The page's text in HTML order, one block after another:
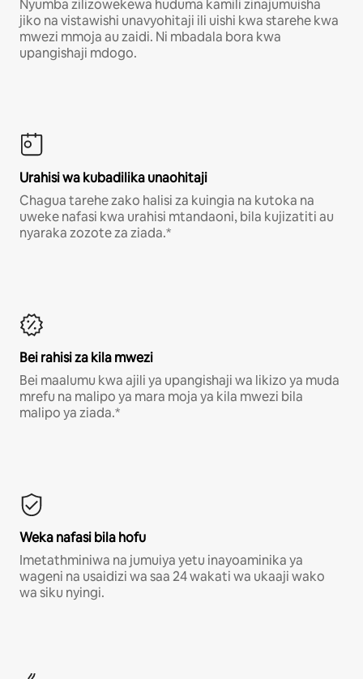
Nyumba zilizowekewa huduma kamili zinajumuisha
jiko na vistawishi unavyohitaji ili uishi kwa starehe kwa
mwezi mmoja au zaidi. Ni mbadala bora kwa
upangishaji mdogo.
Urahisi wa kubadilika unaohitaji
Chagua tarehe zako halisi za kuingia na kutoka na
uweke nafasi kwa urahisi mtandaoni, bila kujizatiti au
nyaraka zozote za ziada.*
Bei rahisi za kila mwezi
Bei maalumu kwa ajili ya upangishaji wa likizo ya muda
mrefu na malipo ya mara moja ya kila mwezi bila
malipo ya ziada.*
Weka nafasi bila hofu
Imetathminiwa na jumuiya yetu inayoaminika ya
wageni na usaidizi wa saa 24 wakati wa ukaaji wako
wa siku nyingi.